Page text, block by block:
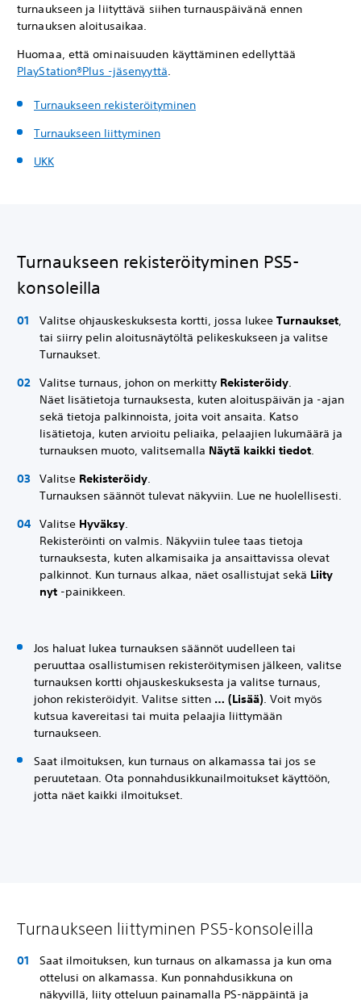
turnaukseen ja liityttävä siihen turnauspäivänä ennen
turnauksen aloitusaikaa.
Huomaa, että ominaisuuden käyttäminen edellyttää
PlayStation®Plus -jäsenyyttä.
Turnaukseen rekisteröityminen
Turnaukseen liittyminen
UKK
Turnaukseen rekisteröityminen PS5-
konsoleilla
Valitse ohjauskeskuksesta kortti, jossa lukee Turnaukset,
tai siirry pelin aloitusnäytöltä pelikeskukseen ja valitse
Turnaukset.
Valitse turnaus, johon on merkitty Rekisteröidy.
Näet lisätietoja turnauksesta, kuten aloituspäivän ja -ajan
sekä tietoja palkinnoista, joita voit ansaita. Katso
lisätietoja, kuten arvioitu peliaika, pelaajien lukumäärä ja
turnauksen muoto, valitsemalla Näytä kaikki tiedot.
Valitse Rekisteröidy.
Turnauksen säännöt tulevat näkyviin. Lue ne huolellisesti.
Valitse Hyväksy.
Rekisteröinti on valmis. Näkyviin tulee taas tietoja
turnauksesta, kuten alkamisaika ja ansaittavissa olevat
palkinnot. Kun turnaus alkaa, näet osallistujat sekä Liity
nyt -painikkeen.
Jos haluat lukea turnauksen säännöt uudelleen tai
peruuttaa osallistumisen rekisteröitymisen jälkeen, valitse
turnauksen kortti ohjauskeskuksesta ja valitse turnaus,
johon rekisteröidyit. Valitse sitten … (Lisää). Voit myös
kutsua kavereitasi tai muita pelaajia liittymään
turnaukseen.
Saat ilmoituksen, kun turnaus on alkamassa tai jos se
peruutetaan. Ota ponnahdusikkunailmoitukset käyttöön,
jotta näet kaikki ilmoitukset.
Turnaukseen liittyminen PS5-konsoleilla
Saat ilmoituksen, kun turnaus on alkamassa ja kun oma
ottelusi on alkamassa. Kun ponnahdusikkuna on
näkyvillä, liity otteluun painamalla PS-näppäintä ja